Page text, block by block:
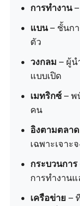
การทำงาน–
แบน– ชั้นกา
ตัว
วงกลม – ผู้น
แบบเปิด
เมทริกซ์– พ
คน
อิงตามตลาด
เฉพาะเจาะจ
กระบวนการ
การทำงาน
เครือข่าย –